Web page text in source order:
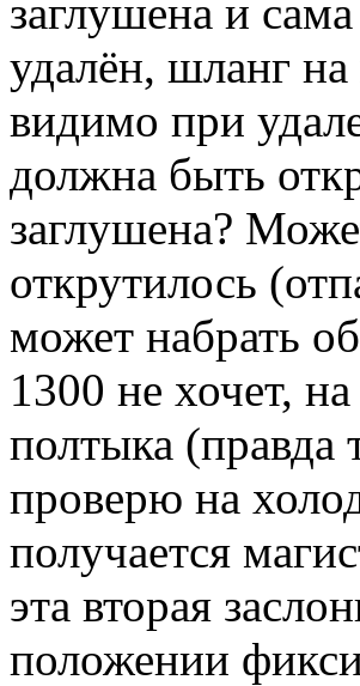
заглушена и
удалён, шланг
видимо при
должна быть
заглушена?
открутилось
может набрать
1300 не хочет,
полтыка (правда
проверю на
получается
эта вторая
положении